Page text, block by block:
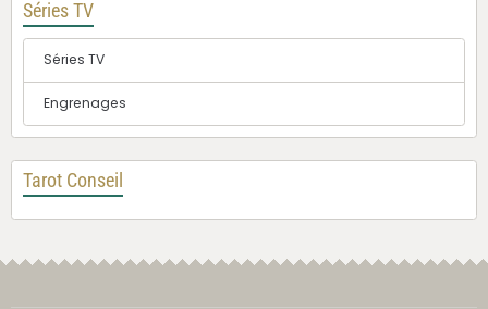
Séries TV
Séries TV
Engrenages
Tarot Conseil